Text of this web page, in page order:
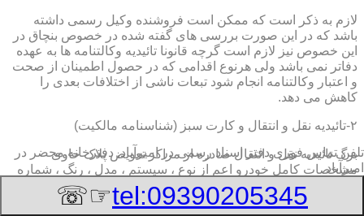
لازم به ذکر است که ممکن است فروشنده وکیل رسمی داشته
باشد که در این صورت بررسی های گفته شده در خصوص بنچاق در
این خصوص نیز لازم است گرچه قانونا تائیدیه وکالتنامه ها به عهده
دفاتر نمی باشد ولی هرنوع اقدامی که در حصول اطمینان از صحت
و اعتبار وکالتنامه انجام شود تبعات ناشی از اختلافات بعدی را
کاهش می دهد.
۲-تائیدیه نقل و انتقال و کارت سبز (شناسنامه مالکیت)
برگ تائیدیه نقل و انتقال صادره از مراکز تعویض پلاک حاوی
مشخصات کامل خودرو اعم از نوع ، سیستم ، مدل ، رنگ ، شماره
صدر صفحه و مشخصات فروشنده و خریدار اعم از مشخصات
تلفن تماس فوریدفتر اسناد رسمی در امیرآباد, دفترخانه,محضر در
امیرآباد
tel:09390205345
☞☏